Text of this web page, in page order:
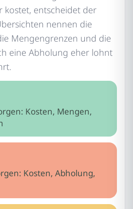
kostet, entscheidet der
nennen die
Mengengrenzen und die
eine Abholung eher lohnt
Kosten, Mengen,
Kosten, Abholung,